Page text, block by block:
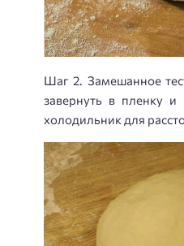
Шаг 2. Замешанное
завернуть в пленку
холодильник для